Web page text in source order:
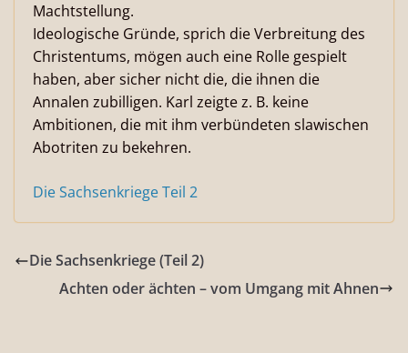
Machtstellung.
Ideologische Gründe, sprich die Verbreitung des
Christentums, mögen auch eine Rolle gespielt
haben, aber sicher nicht die, die ihnen die
Annalen zubilligen. Karl zeigte z. B. keine
Ambitionen, die mit ihm verbündeten slawischen
Abotriten zu bekehren.
Die Sachsenkriege Teil 2
Die Sachsenkriege (Teil 2)
Achten oder ächten – vom Umgang mit Ahnen